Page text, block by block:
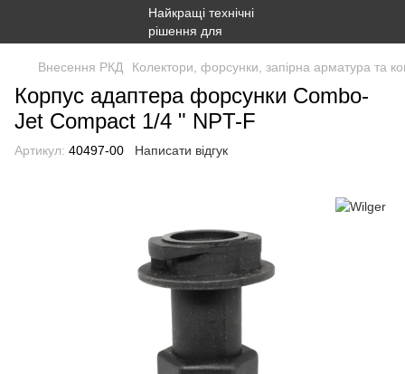
Внесення РКД Колектори, форсунки, запірна арматура та
Корпус адаптера форсунки Combo-
Jet Compact 1/4 " NPT-F
Артикул: 40497-00 Написати відгук